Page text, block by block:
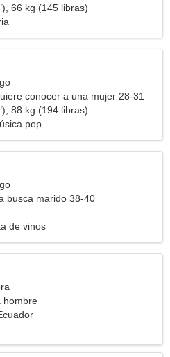
66 kg (145 libras)
conocer a una mujer 28-31
88 kg (194 libras)
pop
busca marido 38-40
de vinos
hombre